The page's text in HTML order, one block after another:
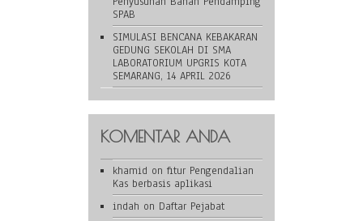
SPAB
SIMULASI BENCANA KEBAKARAN
GEDUNG SEKOLAH DI SMA
LABORATORIUM UPGRIS KOTA
SEMARANG, 14 APRIL 2026
KOMENTAR ANDA
khamid on fitur Pengendalian
Kas berbasis aplikasi
indah on Daftar Pejabat